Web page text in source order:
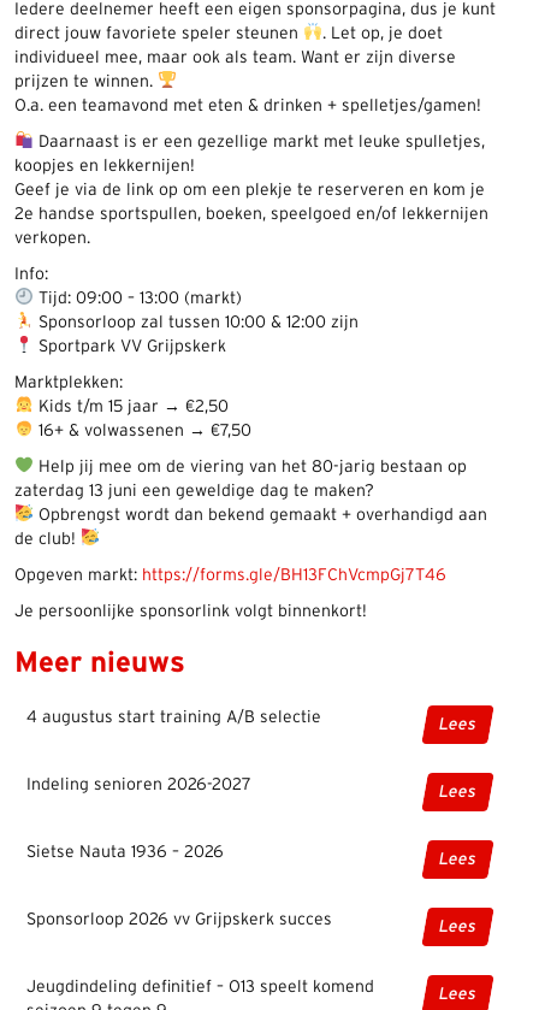
Iedere deelnemer heeft een eigen sponsorpagina, dus je kunt
direct jouw favoriete speler steunen
. Let op, je doet
individueel mee, maar ook als team. Want er zijn diverse
prijzen te winnen.
O.a. een teamavond met eten & drinken + spelletjes/gamen!
Daarnaast is er een gezellige markt met leuke spulletjes,
koopjes en lekkernijen!
Geef je via de link op om een plekje te reserveren en kom je
2e handse sportspullen, boeken, speelgoed en/of lekkernijen
verkopen.
Info:
Tijd: 09:00 – 13:00 (markt)
Sponsorloop zal tussen 10:00 & 12:00 zijn
Sportpark VV Grijpskerk
Marktplekken:
Kids t/m 15 jaar → €2,50
16+ & volwassenen → €7,50
Help jij mee om de viering van het 80-jarig bestaan op
zaterdag 13 juni een geweldige dag te maken?
Opbrengst wordt dan bekend gemaakt + overhandigd aan
de club!
Opgeven markt: https://forms.gle/BH13FChVcmpGj7T46
Je persoonlijke sponsorlink volgt binnenkort!
Meer nieuws
4 augustus start training A/B selectie Lees
Indeling senioren 2026-2027 Lees
Sietse Nauta 1936 – 2026 Lees
Sponsorloop 2026 vv Grijpskerk succes Lees
Jeugdindeling definitief – O13 speelt komend
Lees